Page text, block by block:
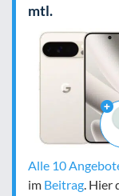
mtl.
Alle 10
im Beitrag .